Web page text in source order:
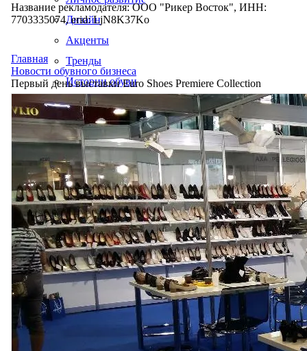
Дизайн
Акценты
Тренды
Истории обуви
Производство
Название рекламодателя: ООО "Рикер Восток", ИНН:
7703335074, erid: LjN8K37Ko
Главная
Новости обувного бизнеса
Первый день выставки Euro Shoes Premiere Collection